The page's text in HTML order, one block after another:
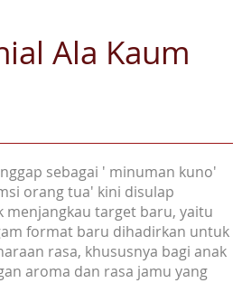
Ala Kaum
sebagai ' minuman kuno'
orang tua' kini disulap
menjangkau target baru, yaitu
format baru dihadirkan untuk
rasa, khususnya bagi anak
aroma dan rasa jamu yang